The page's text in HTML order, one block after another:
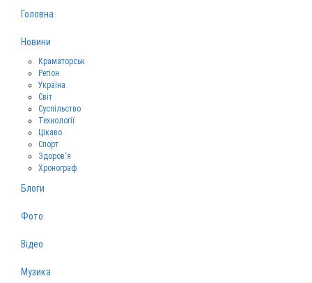
Головна
Новини
Краматорськ
Регіон
Україна
Світ
Суспільство
Технології
Цікаво
Спорт
Здоров‘я
Хронограф
Блоги
Фото
Відео
Музика